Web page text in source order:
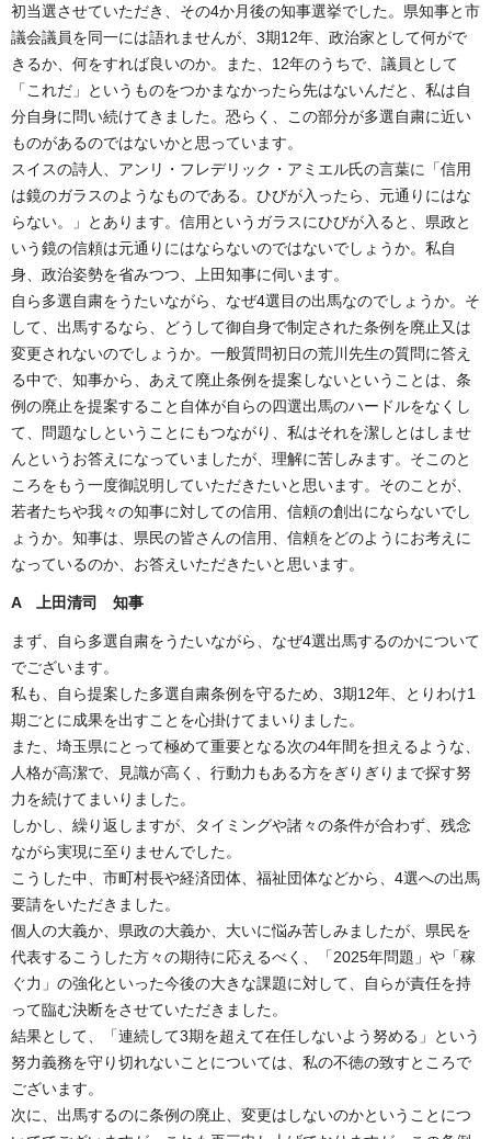
初当選させていただき、その4か月後の知事選挙でした。県知事と市
議会議員を同一には語れませんが、3期12年、政治家として何がで
きるか、何をすれば良いのか。また、12年のうちで、議員として
「これだ」というものをつかまなかったら先はないんだと、私は自
分自身に問い続けてきました。恐らく、この部分が多選自粛に近い
ものがあるのではないかと思っています。
スイスの詩人、アンリ・フレデリック・アミエル氏の言葉に「信用
は鏡のガラスのようなものである。ひびが入ったら、元通りにはな
らない。」とあります。信用というガラスにひびが入ると、県政と
いう鏡の信頼は元通りにはならないのではないでしょうか。私自
身、政治姿勢を省みつつ、上田知事に伺います。
自ら多選自粛をうたいながら、なぜ4選目の出馬なのでしょうか。そ
して、出馬するなら、どうして御自身で制定された条例を廃止又は
変更されないのでしょうか。一般質問初日の荒川先生の質問に答え
る中で、知事から、あえて廃止条例を提案しないということは、条
例の廃止を提案すること自体が自らの四選出馬のハードルをなくし
て、問題なしということにもつながり、私はそれを潔しとはしませ
んというお答えになっていましたが、理解に苦しみます。そこのと
ころをもう一度御説明していただきたいと思います。そのことが、
若者たちや我々の知事に対しての信用、信頼の創出にならないでし
ょうか。知事は、県民の皆さんの信用、信頼をどのようにお考えに
なっているのか、お答えいただきたいと思います。
A 上田清司 知事
まず、自ら多選自粛をうたいながら、なぜ4選出馬するのかについて
でございます。
私も、自ら提案した多選自粛条例を守るため、3期12年、とりわけ1
期ごとに成果を出すことを心掛けてまいりました。
また、埼玉県にとって極めて重要となる次の4年間を担えるような、
人格が高潔で、見識が高く、行動力もある方をぎりぎりまで探す努
力を続けてまいりました。
しかし、繰り返しますが、タイミングや諸々の条件が合わず、残念
ながら実現に至りませんでした。
こうした中、市町村長や経済団体、福祉団体などから、4選への出馬
要請をいただきました。
個人の大義か、県政の大義か、大いに悩み苦しみましたが、県民を
代表するこうした方々の期待に応えるべく、「2025年問題」や「稼
ぐ力」の強化といった今後の大きな課題に対して、自らが責任を持
って臨む決断をさせていただきました。
結果として、「連続して3期を超えて在任しないよう努める」という
努力義務を守り切れないことについては、私の不徳の致すところで
ございます。
次に、出馬するのに条例の廃止、変更はしないのかということにつ